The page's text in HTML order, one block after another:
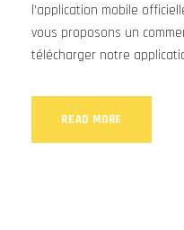
l’application mobile
vous proposons un
télécharger notre
READ MORE